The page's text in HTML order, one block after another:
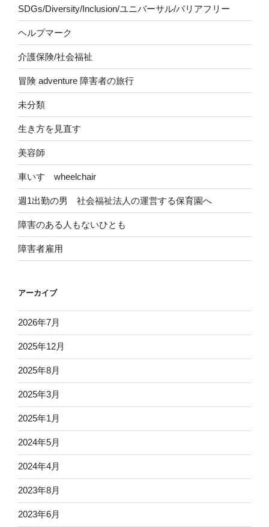
SDGs/Diversity/Inclusion/ユニバーサル/バリアフリー
ヘルプマーク
介護保険/社会福祉
冒険 adventure 障害者の旅行
未分類
生き方を見直す
美容師
車いす wheelchair
週1出勤の男 社会福祉法人の運営する保育園へ
障害のある人もないひとも
障害者雇用
アーカイブ
2026年7月
2025年12月
2025年8月
2025年3月
2025年1月
2024年5月
2024年4月
2023年8月
2023年6月